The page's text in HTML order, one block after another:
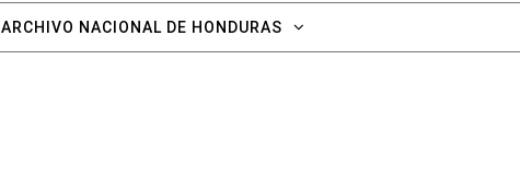
ARCHIVO NACIONAL DE HONDURAS